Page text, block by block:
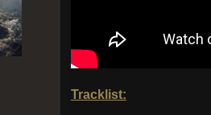
Tracklist: